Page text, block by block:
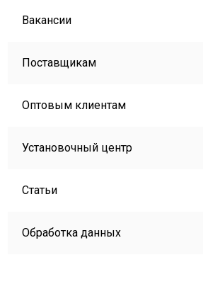
Вакансии
Поставщикам
Оптовым клиентам
Установочный центр
Статьи
Обработка данных